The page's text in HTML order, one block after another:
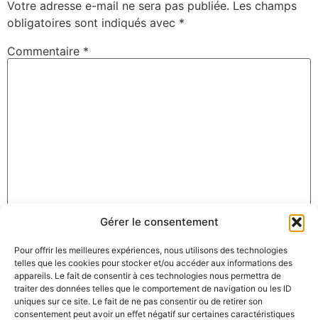
Gérer le consentement
Pour offrir les meilleures expériences, nous utilisons des technologies
telles que les cookies pour stocker et/ou accéder aux informations des
appareils. Le fait de consentir à ces technologies nous permettra de
traiter des données telles que le comportement de navigation ou les ID
uniques sur ce site. Le fait de ne pas consentir ou de retirer son
consentement peut avoir un effet négatif sur certaines caractéristiques
Votre adresse e-mail ne sera pas publiée. Les champs
obligatoires sont indiqués avec *
Commentaire *
E-mail*